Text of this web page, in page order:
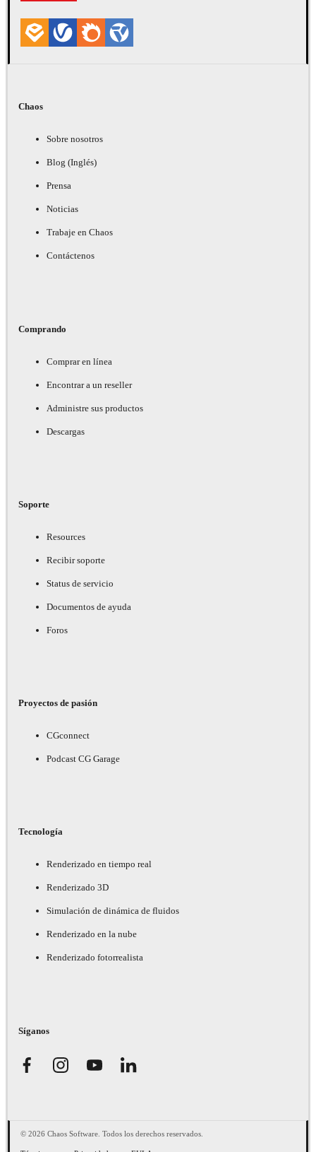
Chaos
Sobre nosotros
Blog (Inglés)
Prensa
Noticias
Trabaje en Chaos
Contáctenos
Comprando
Comprar en línea
Encontrar a un reseller
Administre sus productos
Descargas
Soporte
Resources
Recibir soporte
Status de servicio
Documentos de ayuda
Foros
Proyectos de pasión
CGconnect
Podcast CG Garage
Tecnología
Renderizado en tiempo real
Renderizado 3D
Simulación de dinámica de fluidos
Renderizado en la nube
Renderizado fotorrealista
Síganos
© 2026 Chaos Software. Todos los derechos reservados.